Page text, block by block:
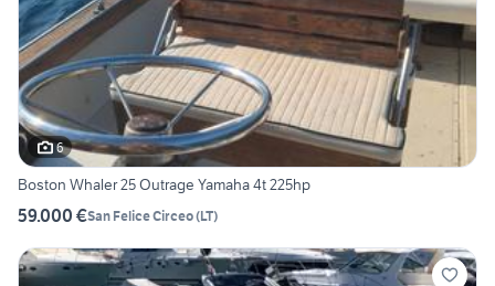
6
Boston Whaler 25 Outrage Yamaha 4t 225hp
59.000 €San Felice Circeo(LT)